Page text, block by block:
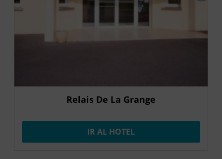
Relais De La Grange
IR AL HOTEL